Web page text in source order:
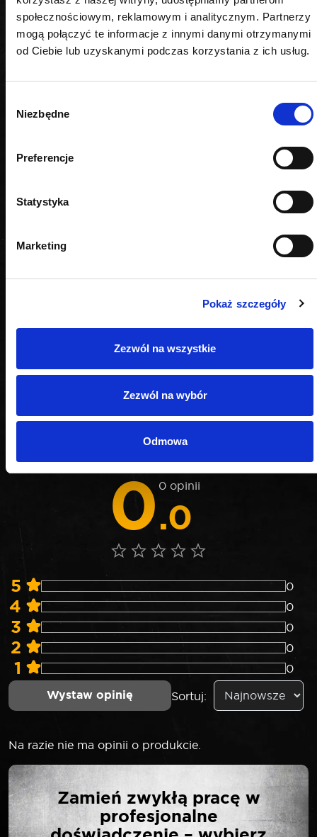
społecznościowym, reklamowym i analitycznym. Partnerzy
mogą połączyć te informacje z innymi danymi otrzymanymi
od Ciebie lub uzyskanymi podczas korzystania z ich usług.
zgody
Niezbędne
Preferencje
Statystyka
Marketing
Pokaż szczegóły
Zezwól na wszystkie
Zezwól na wybór
Odmowa
OPINIE
konsumentów, którzy rzeczywiście używali danego
produktu lub go kupili.
0.0
0 opinii
5 0
4 0
3 0
2 0
1 0
Wystaw opinię Sortuj:
Na razie nie ma opinii o produkcie.
NAPISZ PIERWSZĄ
OPINIĘ O „ROOKS
GRZECHOTKA SLIM 1/4″
Zamień zwykłą pracę w
profesjonalne